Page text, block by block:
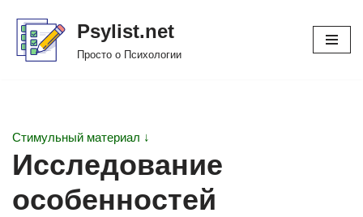
Перейти
Psylist.net
Просто о Психологии
Стимульный материал ↓
Исследование
особенностей